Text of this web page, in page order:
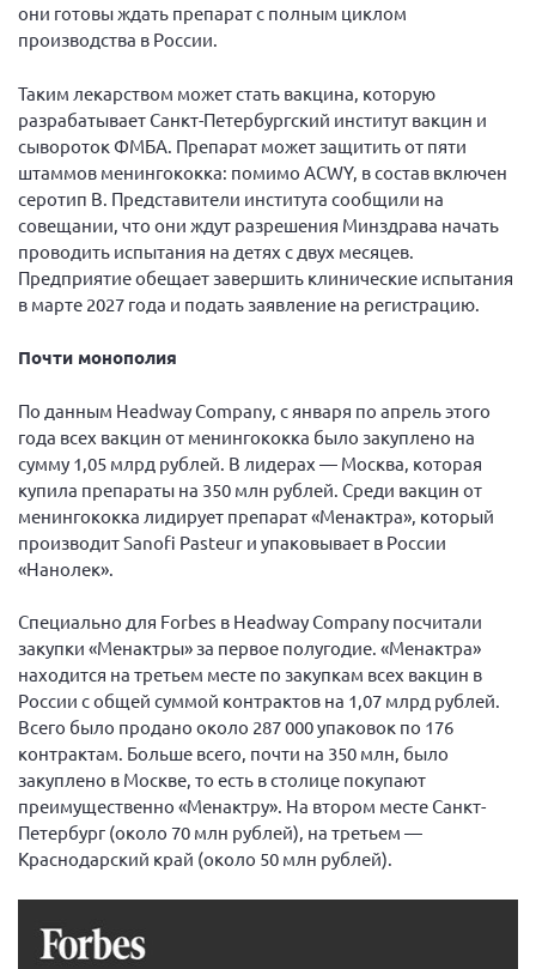
они готовы ждать препарат с полным циклом
производства в России.
Таким лекарством может стать вакцина, которую
разрабатывает Санкт-Петербургский институт вакцин и
сывороток ФМБА. Препарат может защитить от пяти
штаммов менингококка: помимо ACWY, в состав включен
серотип B. Представители института сообщили на
совещании, что они ждут разрешения Минздрава начать
проводить испытания на детях с двух месяцев.
Предприятие обещает завершить клинические испытания
в марте 2027 года и подать заявление на регистрацию.
Почти монополия
По данным Headway Company, c января по апрель этого
года всех вакцин от менингококка было закуплено на
сумму 1,05 млрд рублей. В лидерах — Москва, которая
купила препараты на 350 млн рублей. Среди вакцин от
менингококка лидирует препарат «Менактра», который
производит Sanofi Pasteur и упаковывает в России
«Нанолек».
Специально для Forbes в Headway Company посчитали
закупки «Менактры» за первое полугодие. «Менактра»
находится на третьем месте по закупкам всех вакцин в
России с общей суммой контрактов на 1,07 млрд рублей.
Всего было продано около 287 000 упаковок по 176
контрактам. Больше всего, почти на 350 млн, было
закуплено в Москве, то есть в столице покупают
преимущественно «Менактру». На втором месте Санкт-
Петербург (около 70 млн рублей), на третьем —
Краснодарский край (около 50 млн рублей).